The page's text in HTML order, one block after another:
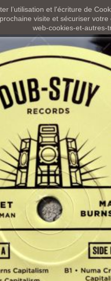
l’utilisation et l'écriture de
visite et sécuriser
web-cookies-et-autres-